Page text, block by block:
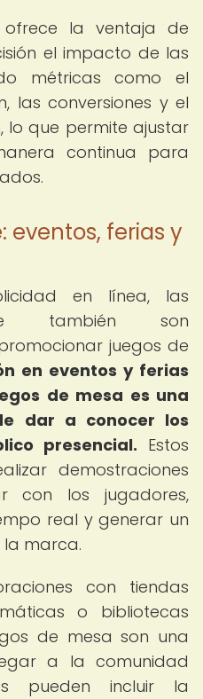
ofrece la ventaja de
el impacto de las
métricas como el
las conversiones y el
lo que permite ajustar
continua para
eventos, ferias y
en línea, las
también son
juegos de
en eventos y ferias
de mesa es una
dar a conocer los
presencial. Estos
demostraciones
con los jugadores,
real y generar un
marca.
con tiendas
o bibliotecas
de mesa son una
a la comunidad
pueden incluir la